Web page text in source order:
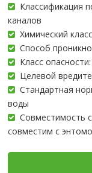
Классификация
каналов
Химический
Способ
Класс
Целевой
Стандартная
воды
Совместимость
совместим с